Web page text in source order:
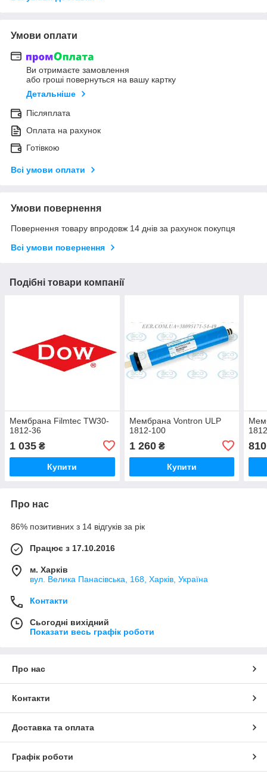
Умови оплати
Ви отримаєте замовлення
або гроші повернуться на вашу картку
Детальніше
Післяплата
Оплата на рахунок
Готівкою
Всі умови оплати
Умови повернення
Повернення товару впродовж 14 днів за рахунок покупця
Всі умови повернення
Подібні товари компанії
Мембрана Filmtec ТW30-
1812-36
1 035 ₴
Купити
Мембрана Vontron ULP
1812-100
1 260₴
Купити
810
Про нас
86% позитивних з 14 відгуків за рік
Працює з 17.10.2016
м. Харків
вул. Велика Панасівська, 168, Харків, Україна
Контакти
Сьогодні вихідний
Показати весь графік роботи
Про нас
Контакти
Доставка та оплата
Графік роботи